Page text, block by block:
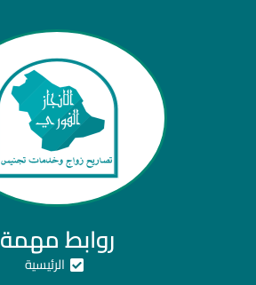
روابط مهمة
الرئيسية